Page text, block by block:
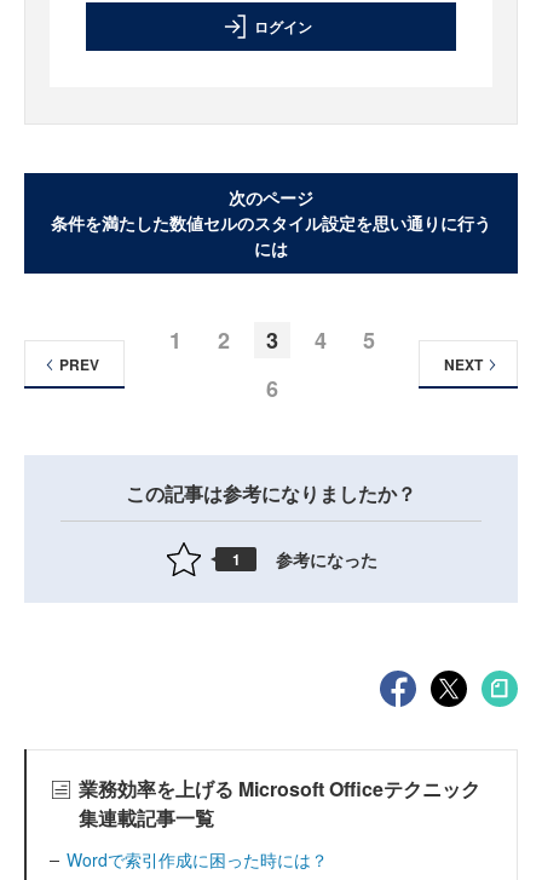
ログイン
次のページ
条件を満たした数値セルのスタイル設定を思い通りに行う
には
1 2 3 4
5
6
PREV NEXT
この記事は参考になりましたか？
1 参考になった
業務効率を上げる Microsoft Officeテクニック
集連載記事一覧
Wordで索引作成に困った時には？